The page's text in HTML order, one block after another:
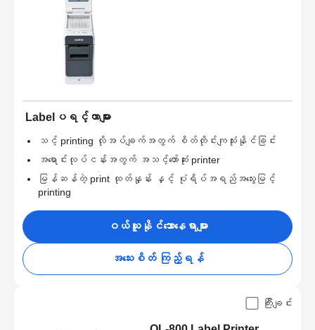
Labelပရင့်တာများ
သင့် printing လိုအပ်ချက်အတွက် စိတ်တိုင်းကျသုံးနိုင်ခြင်း
အရောင်းလုပ်ငန်းအတွက် အသင့်တော်ဆုံး printer
မြန်ဆန်တဲ့ print ထုတ်နှုန်း နှင့် ပုံရိပ်အရည်အသွေးမြင့်
printing
ဝယ်ယူနိုင်သောနေရာများ
အသေးစိတ် ကြည့်ရန်
ကြီးချင်း